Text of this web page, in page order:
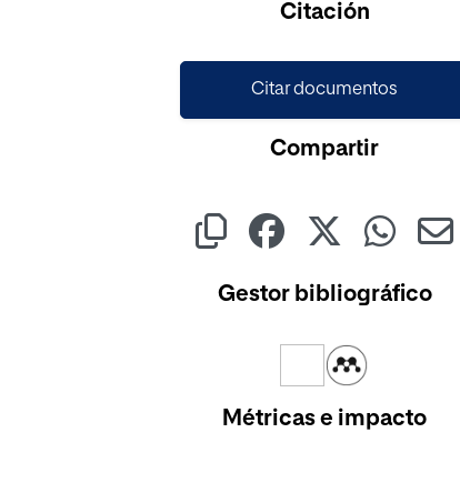
Citación
Citar documentos
Compartir
Gestor bibliográfico
Métricas e impacto